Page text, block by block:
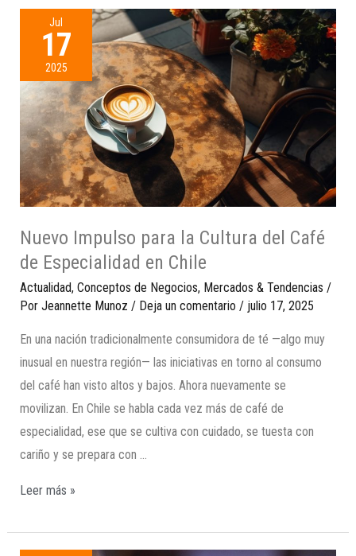
Jul
17
2025
Nuevo Impulso para la Cultura del Café
de Especialidad en Chile
Actualidad, Conceptos de Negocios, Mercados & Tendencias /
Por Jeannette Munoz / Deja un comentario / julio 17, 2025
En una nación tradicionalmente consumidora de té —algo muy
inusual en nuestra región— las iniciativas en torno al consumo
del café han visto altos y bajos. Ahora nuevamente se
movilizan. En Chile se habla cada vez más de café de
especialidad, ese que se cultiva con cuidado, se tuesta con
cariño y se prepara con …
Leer más »